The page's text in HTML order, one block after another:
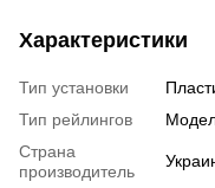
Характеристики
Тип установки
Тип рейлингов
Страна
производитель